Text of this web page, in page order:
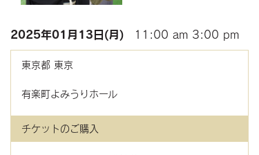
2025年01月13日(月) 11:00 am 3:00 pm
東京都 東京
有楽町よみうりホール
チケットのご購入